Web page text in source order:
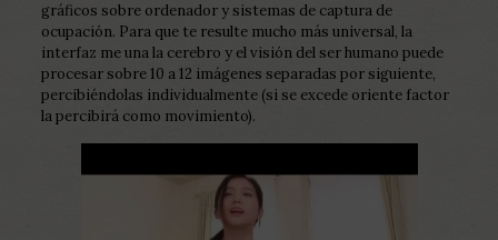
gráficos sobre ordenador y sistemas de captura de
ocupación. Para que te resulte mucho más universal, la
interfaz me una la cerebro y el visión del ser humano puede
procesar sobre 10 a 12 imágenes separadas por siguiente,
percibiéndolas individualmente (si se excede oriente factor
la percibirá como movimiento).